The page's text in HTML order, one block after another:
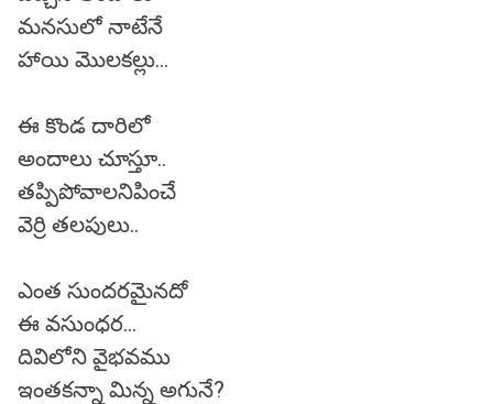
మనసులో నాటేనే
హాయి మొలకల్లు...
ఈ కొండ దారిలో
అందాలు చూస్తూ..
తప్పిపోవాలనిపించే
వెర్రి తలపులు..
ఎంత సుందరమైనదో
ఈ వసుంధర...
దివిలోని వైభవము
ఇంతకన్నా మిన్న అగునే?